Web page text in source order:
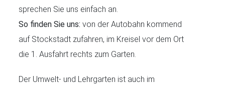
sprechen Sie uns einfach an.
So finden Sie uns: von der Autobahn kommend
auf Stockstadt zufahren, im Kreisel vor dem Ort
die 1. Ausfahrt rechts zum Garten.
Der Umwelt- und Lehrgarten ist auch im